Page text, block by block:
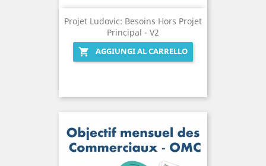
Projet Ludovic: Besoins Hors Projet
Principal - V2

AGGIUNGI AL CARRELLO